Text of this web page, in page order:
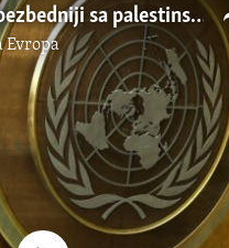
Da li bi Izrael bio bezbedniji sa palestinskom državom?
Evropa
currently available